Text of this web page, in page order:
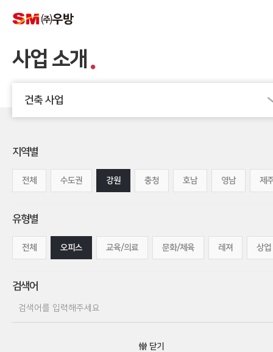
사업 소개
건축 사업
지역별
전체 수도권 강원 충청 호남 영남 제
유형별
전체 오피스 교육/의료 문화/체육 레져 상업
검색어
닫기